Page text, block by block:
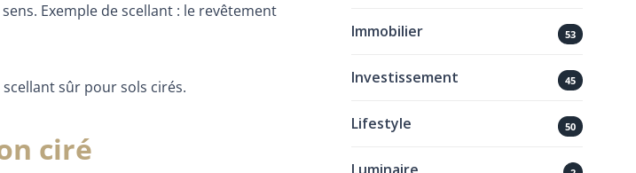
Exemple de scellant : le revêtement
sûr pour sols cirés.
ciré
Immobilier 53
Investissement 45
Lifestyle 50